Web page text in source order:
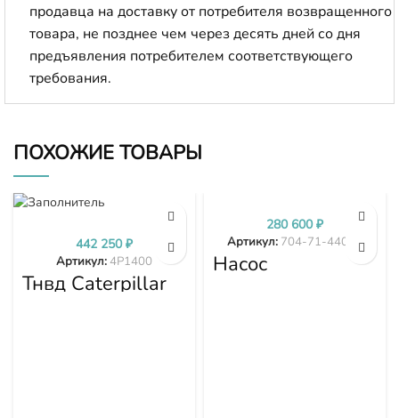
продавца на доставку от потребителя возвращенного
товара, не позднее чем через десять дней со дня
предъявления потребителем соответствующего
требования.
ПОХОЖИЕ ТОВАРЫ
Тнвд Caterpillar
4P1400
Артикул:4P1400
442 250₽
Насос
трансмиссии
Артикул: 704-71-44002
280 600₽